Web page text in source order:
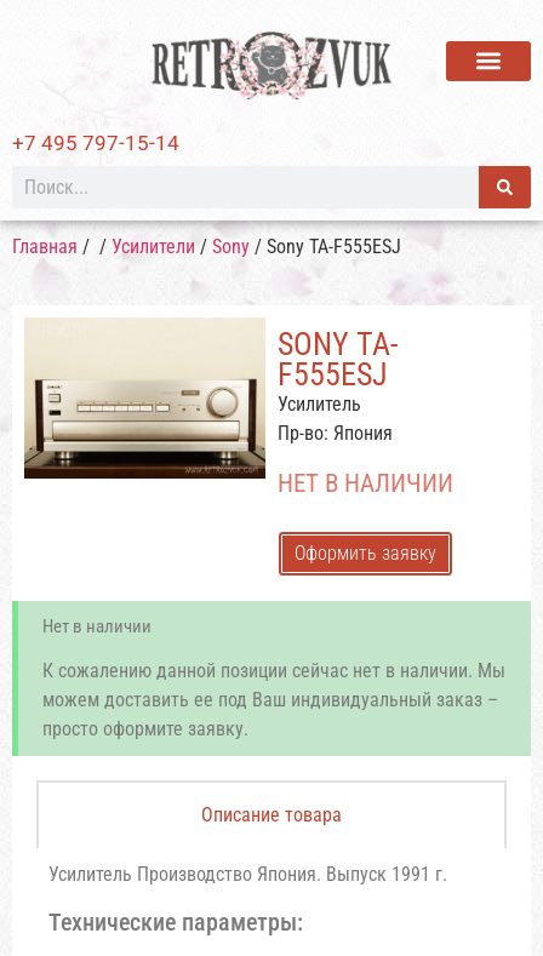
+7 495 797-15-14
Главная / / Усилители / Sony / Sony TA-F555ESJ
SONY TA-
F555ESJ
Усилитель
Пр-во: Япония
НЕТ В НАЛИЧИИ
Оформить заявку
Нет в наличии
К сожалению данной позиции сейчас нет в наличии. Мы
можем доставить ее под Ваш индивидуальный заказ –
просто оформите заявку.
Описание товара
Усилитель Производство Япония. Выпуск 1991 г.
Технические параметры: